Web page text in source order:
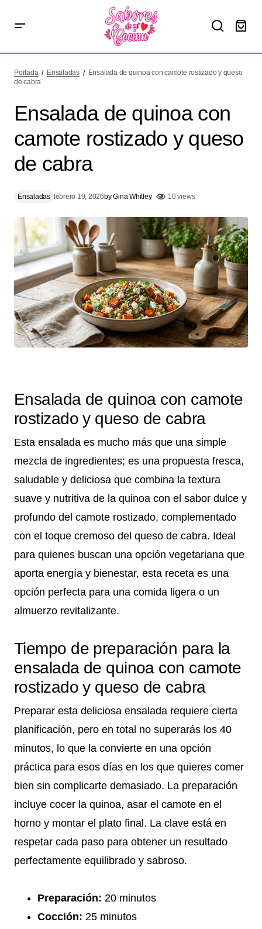
cabra
Portada Ensaladas
Ensalada de quinoa con camote rostizado y queso
de cabra
Ensalada de quinoa con
camote rostizado y queso
de cabra
Ensaladas febrero 19, 2026byGina Whitley 10 views
Ensalada de quinoa con camote
rostizado y queso de cabra
Esta ensalada es mucho más que una simple
mezcla de ingredientes; es una propuesta fresca,
saludable y deliciosa que combina la textura
suave y nutritiva de la quinoa con el sabor dulce y
profundo del camote rostizado, complementado
con el toque cremoso del queso de cabra. Ideal
para quienes buscan una opción vegetariana que
aporta energía y bienestar, esta receta es una
opción perfecta para una comida ligera o un
almuerzo revitalizante.
Tiempo de preparación para la
ensalada de quinoa con camote
rostizado y queso de cabra
Preparar esta deliciosa ensalada requiere cierta
planificación, pero en total no superarás los 40
minutos, lo que la convierte en una opción
práctica para esos días en los que quieres comer
bien sin complicarte demasiado. La preparación
incluye cocer la quinoa, asar el camote en el
horno y montar el plato final. La clave está en
respetar cada paso para obtener un resultado
perfectamente equilibrado y sabroso.
Preparación: 20 minutos
Cocción: 25 minutos